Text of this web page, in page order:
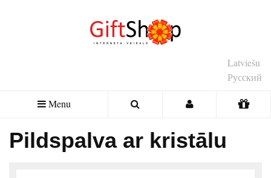
Latviešu
Русский
Menu
Pildspalva ar kristālu